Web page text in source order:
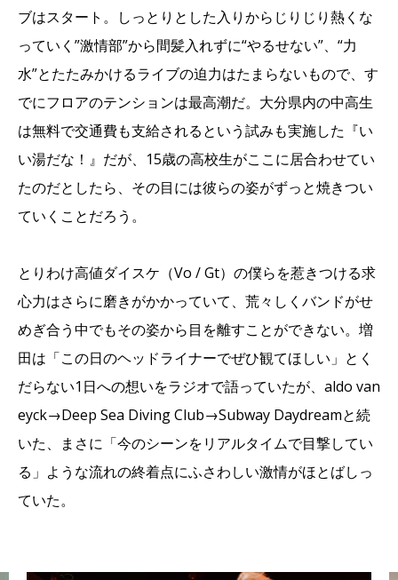
ブはスタート。しっとりとした入りからじりじり熱くな
っていく”激情部”から間髪入れずに“やるせない”、“力
水”とたたみかけるライブの迫力はたまらないもので、す
でにフロアのテンションは最高潮だ。大分県内の中高生
は無料で交通費も支給されるという試みも実施した『い
い湯だな！』だが、15歳の高校生がここに居合わせてい
たのだとしたら、その目には彼らの姿がずっと焼きつい
ていくことだろう。
とりわけ高値ダイスケ（Vo / Gt）の僕らを惹きつける求
心力はさらに磨きがかかっていて、荒々しくバンドがせ
めぎ合う中でもその姿から目を離すことができない。増
田は「この日のヘッドライナーでぜひ観てほしい」とく
だらない1日への想いをラジオで語っていたが、aldo van
eyck→Deep Sea Diving Club→Subway Daydreamと続
いた、まさに「今のシーンをリアルタイムで目撃してい
る」ような流れの終着点にふさわしい激情がほとばしっ
ていた。